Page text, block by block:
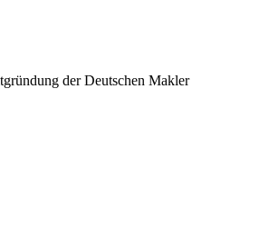
der Deutschen Makler